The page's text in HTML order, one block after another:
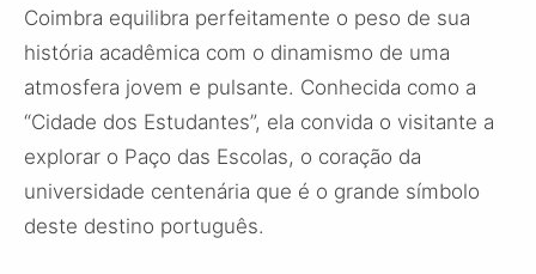
Coimbra equilibra perfeitamente o peso de sua
história acadêmica com o dinamismo de uma
atmosfera jovem e pulsante. Conhecida como a
“Cidade dos Estudantes”, ela convida o visitante a
explorar o Paço das Escolas, o coração da
universidade centenária que é o grande símbolo
deste destino português.